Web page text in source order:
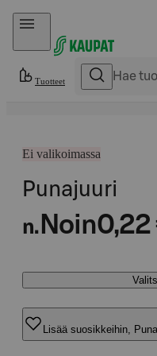
Hyppää sisältöön
Tuotteet
Ei valikoimassa
Punajuuri
n. Noin0,22
Lisää suosikkeihin,